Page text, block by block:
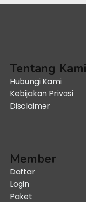
Tentang Kami
Hubungi Kami
Kebijakan Privasi
Disclaimer
Member
Daftar
Login
Paket